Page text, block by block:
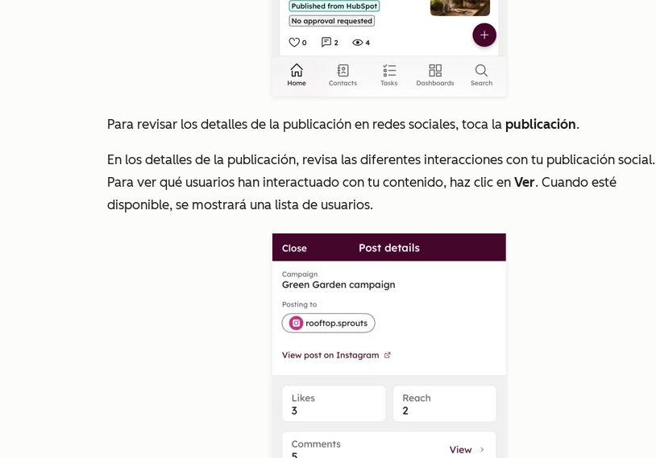
Para revisar los detalles de la publicación en redes sociales, toca la publicación.
En los detalles de la publicación, revisa las diferentes interacciones con tu publicación social.
Para ver qué usuarios han interactuado con tu contenido, haz clic en Ver. Cuando esté
disponible, se mostrará una lista de usuarios.